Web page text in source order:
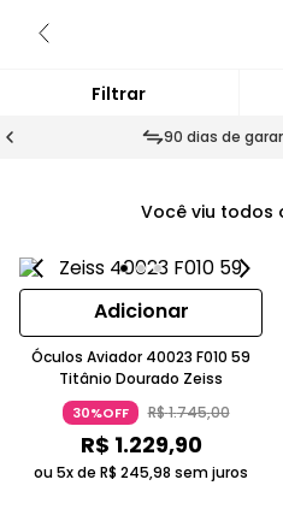
90 dias de
Você viu todos
Adicionar
Óculos Aviador 40023 F010 59
Titânio Dourado Zeiss
30%OFF R$1.745,00
R$ 1.229,90
ou 5x de R$ 245,98 sem juros